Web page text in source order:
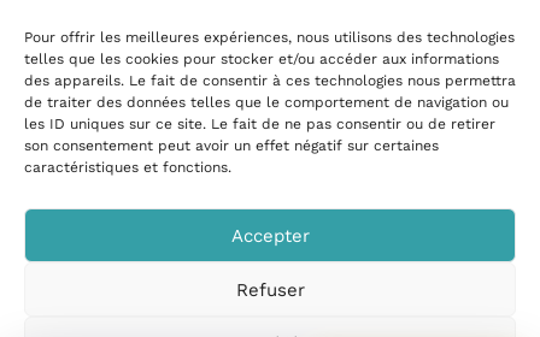
Pour offrir les meilleures expériences, nous utilisons des technologies
telles que les cookies pour stocker et/ou accéder aux informations
des appareils. Le fait de consentir à ces technologies nous permettra
de traiter des données telles que le comportement de navigation ou
les ID uniques sur ce site. Le fait de ne pas consentir ou de retirer
son consentement peut avoir un effet négatif sur certaines
caractéristiques et fonctions.
Accepter
Refuser
Mentions légales|Politique
de confidentialité
suggestions|Politique de
cookies